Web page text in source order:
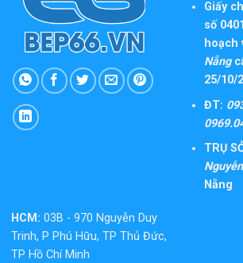
Giấy
số
hoạch
Nẵng
25/10/
ĐT:
TRỤ
Nẵng
HCM: 03B - 970 Nguyễn Duy
Trinh, P Phú Hữu, TP Thủ Đức,
TP Hồ Chí Minh